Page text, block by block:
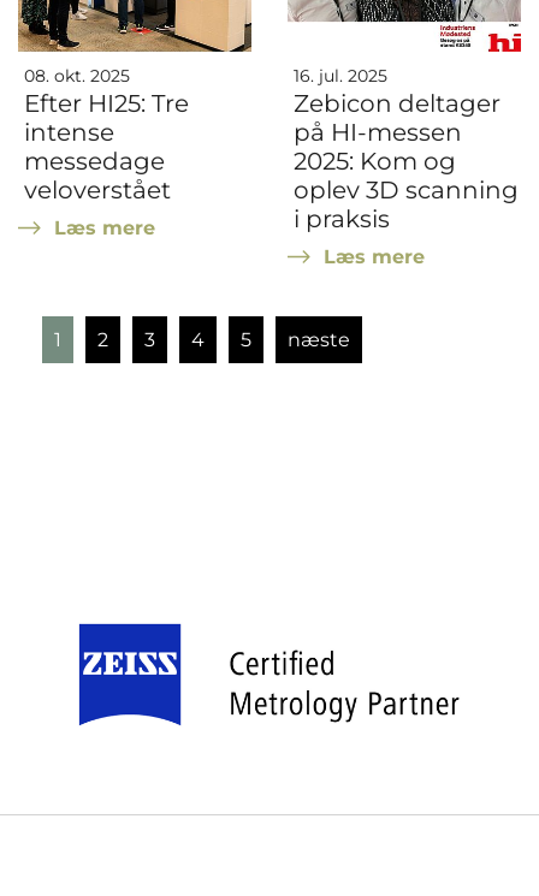
08. okt. 2025
Efter HI25: Tre
intense
messedage
veloverstået
Læs mere
16. jul. 2025
Zebicon deltager
på HI-messen
2025: Kom og
oplev 3D scanning
i praksis
Læs mere
1 2 3 4 5 næste